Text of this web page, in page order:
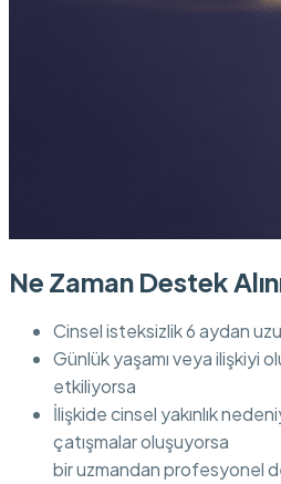
Ne Zaman Destek
Cinsel isteksizlik 6 aydan
Günlük yaşamı veya ilişkiyi
etkiliyorsa
İlişkide cinsel yakınlık
çatışmalar oluşuyorsa
bir uzmandan profesyonel